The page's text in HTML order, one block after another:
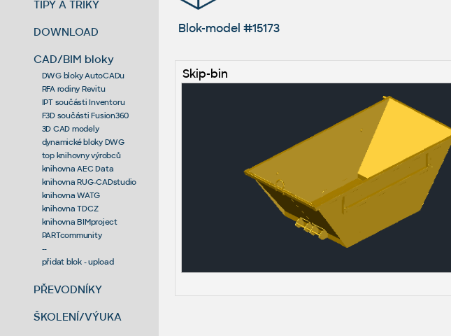
TIPY A TRIKY
DOWNLOAD
CAD/BIM bloky
DWG bloky AutoCADu
RFA rodiny Revitu
IPT součásti Inventoru
F3D součásti Fusion360
3D CAD modely
dynamické bloky DWG
top knihovny výrobců
knihovna AEC Data
knihovna RUG-CADstudio
knihovna WATG
knihovna TDCZ
knihovna BIMproject
PARTcommunity
--
přidat blok - upload
PŘEVODNÍKY
ŠKOLENÍ/VÝUKA
Blok-model #15173
Skip-bin